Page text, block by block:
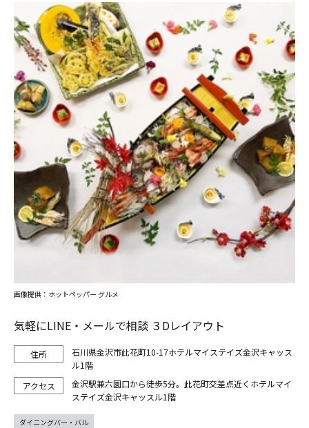
気軽にLINE・メールで相談 ３Dレイアウト
石川県金沢市此花町10-17ホテルマイステイズ金沢キャッス
ル1階
金沢駅兼六園口から徒歩5分。此花町交差点近くホテルマイ
ステイズ金沢キャッスル1階
画像提供：ホットペッパー グルメ
ダイニングバー・バル